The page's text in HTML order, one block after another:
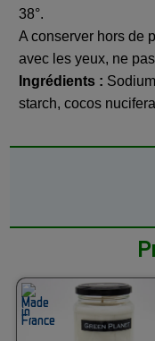
38°.
A conserver hors de
avec les yeux, ne
Ingrédients :
starch, cocos